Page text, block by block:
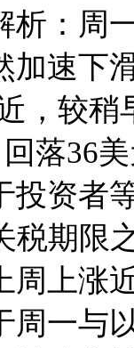
：周一
加速下
，较
落36
投资者
税期限
周上涨
周一与